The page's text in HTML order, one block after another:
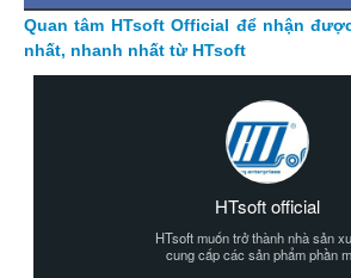
Quan tâm HTsoft Official để nhận
nhất, nhanh nhất từ HTsoft